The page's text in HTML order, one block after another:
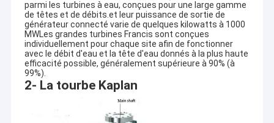
parmi les turbines à eau, conçues pour une large gamme
de têtes et de débits.et leur puissance de sortie de
générateur connecté varie de quelques kilowatts à 1000
MWLes grandes turbines Francis sont conçues
individuellement pour chaque site afin de fonctionner
avec le débit d'eau et la tête d'eau donnés à la plus haute
efficacité possible, généralement supérieure à 90% (à
99%).
2- La tourbe Kaplan